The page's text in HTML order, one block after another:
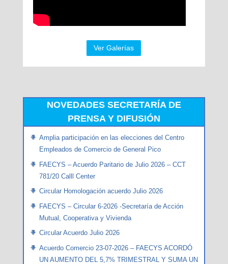
Ver Galerías
NOVEDADES SECRETARÍA DE
PRENSA Y DIFUSIÓN
Amplia participación en las elecciones del Centro
Empleados de Comercio de General Pico
FAECYS – Acuerdo Paritario de Julio 2026 – CCT
781/20 Calll Center
Circular Homologación acuerdo Julio 2026
FAECYS – Circular 6-2026 -Secretaría de Acción
Mutual, Cooperativa y Vivienda
Circular Acuerdo Julio 2026
Acuerdo Comercio 23-07-2026 – FAECYS ACORDÓ
UN AUMENTO DEL 5,7% TRIMESTRAL Y SUMA UN